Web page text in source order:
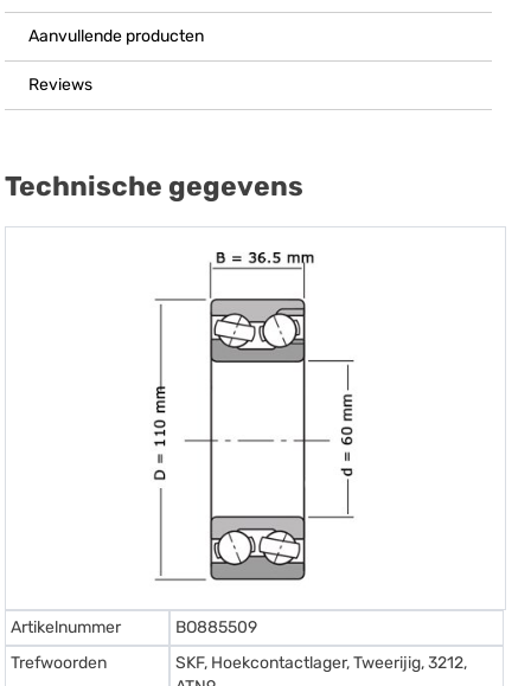
Aanvullende producten
Reviews
Technische gegevens
Artikelnummer
BO885509
Trefwoorden
SKF, Hoekcontactlager, Tweerijig, 3212,